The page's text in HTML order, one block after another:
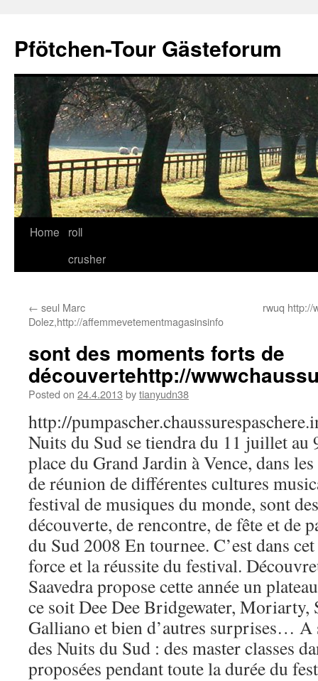
content
Pfötchen-Tour Gästeforum
Home
roll
crusher
← seul Marc
Dolez,http://affemmevetementmagasinsinfo
rwuq http://
sont des moments forts de
découvertehttp://
Posted on 24.4.2013 bytianyudn38
http://
Nuits du Sud se tiendra du 11 juillet au
place du Grand Jardin à Vence, dans
de réunion de différentes cultures
festival de musiques du monde, sont
découverte, de rencontre, de fête et de
du Sud 2008 En tournee. C’est dans
force et la réussite du festival.
Saavedra propose cette année un
ce soit Dee Dee Bridgewater,
Galliano et bien d’autres surprises… A
des Nuits du Sud : des master classes
proposées pendant toute la durée du